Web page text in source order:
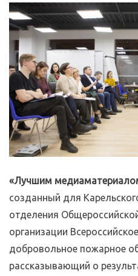
«Лучшим
созданный для
отделения
организации Всероссийское
добровольное пожарное
рассказывающий о